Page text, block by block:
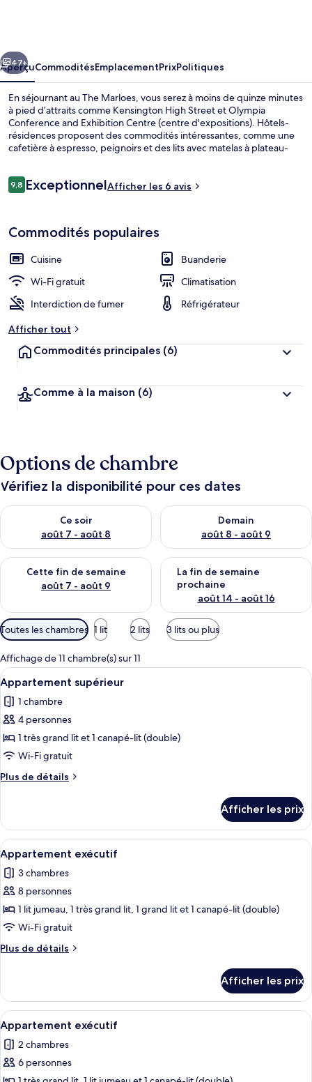
Suivant
47+
AperçuCommoditésEmplacementPrixPolitiques
En séjournant au The Marloes, vous serez à moins de quinze minutes
à pied d’attraits comme Kensington High Street et Olympia
Conference and Exhibition Centre (centre d'expositions). Hôtels-
résidences proposent des commodités intéressantes, comme une
cafetière à espresso, peignoirs et des lits avec matelas à plateau-
Court se trouve à 5 minutes et Station de métro West Kensington
Avis
9,89,8 sur 10 –
ExceptionnelAfficher les 6 avis
Commodités populaires
Cuisine
Buanderie
Wi-Fi gratuit
Climatisation
Interdiction de fumer
Réfrigérateur
Afficher tout
Commodités principales (6)
Comme à la maison (6)
Options de chambre
Vérifiez la disponibilité pour ces dates
Ce soir
août 7 - août 8
Vérifier la disponibilité pour ce soir août 7 - août 8
Demain
août 8 - août 9
Vérifier la disponibilité pour
Cette fin de semaine
août 7 - août 9
Vérifier la disponibilité pour cette fin de semaine août 7 -
La fin de semaine
prochaine
août 14 - août 16
Vérifier la disponibilité pour
Filtres
disponibles
pour
les
chambres
Toutes les chambres 1 lit 2 lits 3 lits ou plus
Affichage de 11 chambre(s) sur 11
Afficher
toutes
les
photos
pour
ce
type
de
Appartement
supérieur
Draps en coton égyptien, literie de
6
Appartement supérieur
1 chambre
4 personnes
1 très grand lit et 1 canapé-lit (double)
Wi-Fi gratuit
Plus de détails
Plus
Appartement
supérieur
Afficher les prix
Afficher
toutes
les
photos
pour
ce
type
de
Appartement
exécutif
Appartement exécutif | Aire de
20
Appartement exécutif
3 chambres
8 personnes
1 lit jumeau, 1 très grand lit, 1 grand lit et 1 canapé-lit (double)
Wi-Fi gratuit
Plus de détails
Plus
Appartement
exécutif
Afficher les prix
Afficher
toutes
les
photos
8
Appartement exécutif
2 chambres
6 personnes